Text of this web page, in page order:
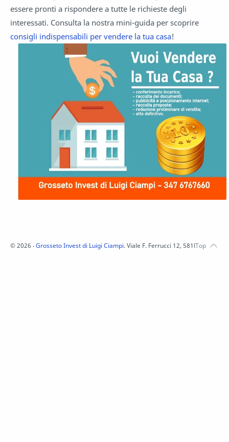
essere pronti a rispondere a tutte le richieste degli
interessati. Consulta la nostra mini-guida per scoprire
consigli indispensabili per vendere la tua casa!
©2026 ‧Grosseto Invest di Luigi Ciampi. Viale F. Ferrucci 12, 58100